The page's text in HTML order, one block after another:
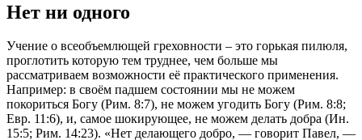
Нет ни одного
Учение о всеобъемлющей греховности – это горькая пилюля,
проглотить которую тем труднее, чем больше мы
рассматриваем возможности её практического применения.
Например: в своём падшем состоянии мы не можем
покориться Богу (Рим. 8:7), не можем угодить Богу (Рим. 8:8;
Евр. 11:6), и, самое шокирующее, не можем делать добра (Ин.
15:5; Рим. 14:23). «Нет делающего добро, — говорит Павел, —